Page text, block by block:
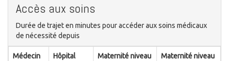
Accès aux soins
Durée de trajet en minutes pour accéder aux soins médicaux
de nécessité depuis
Médecin Hôpital
Maternité niveau
Maternité niveau